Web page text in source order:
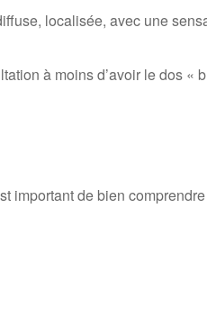
localisée, avec une
à moins d’avoir le dos
important de bien